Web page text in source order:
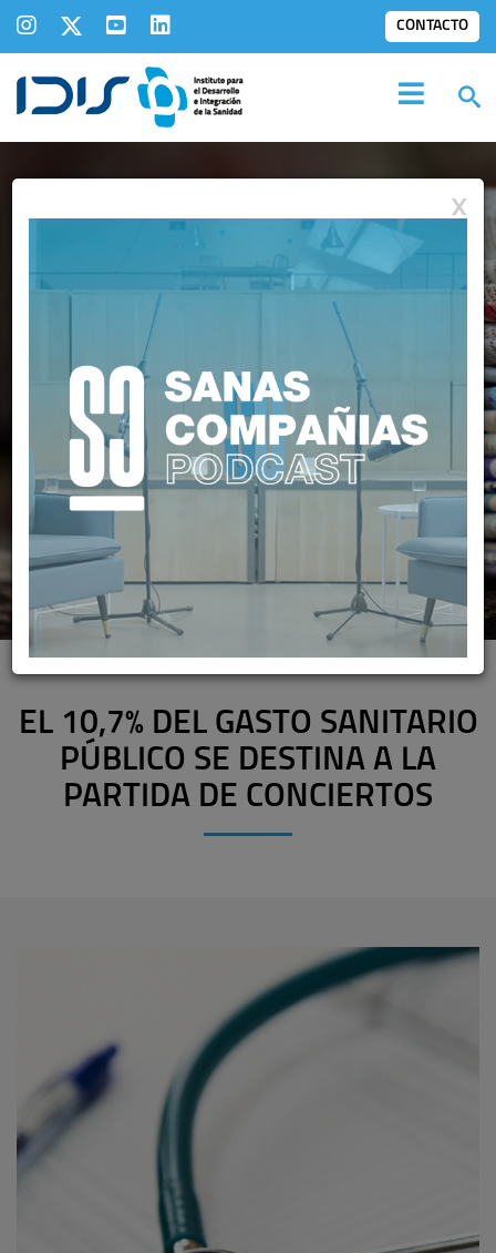
CONTACTO
IDIS EN LOSMEDIOS
EL 10,7% DEL GASTO SANITARIO
PÚBLICO SE DESTINA A LA
PARTIDA DE CONCIERTOS
X